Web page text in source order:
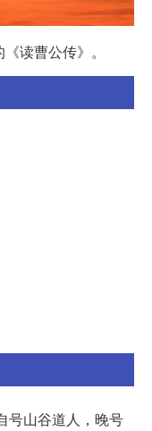
《读曹公传》。
号山谷道人，晚号